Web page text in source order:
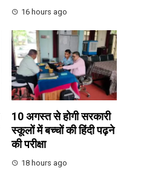
16 hours ago
10 अगस्त से होगी सरकारी
स्कूलों में बच्चों की हिंदी पढ़ने
की परीक्षा
18 hours ago